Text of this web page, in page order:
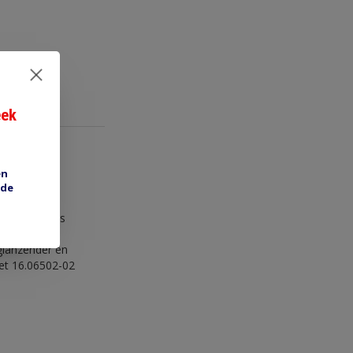
kontakt
is
is
en
16.06502-02